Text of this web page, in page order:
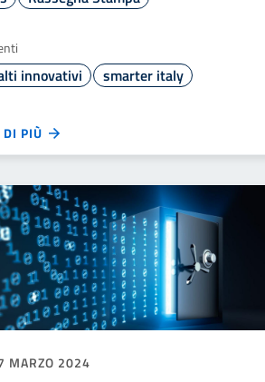
innovativi smarter italy
DI PIÙ
MARZO 2024